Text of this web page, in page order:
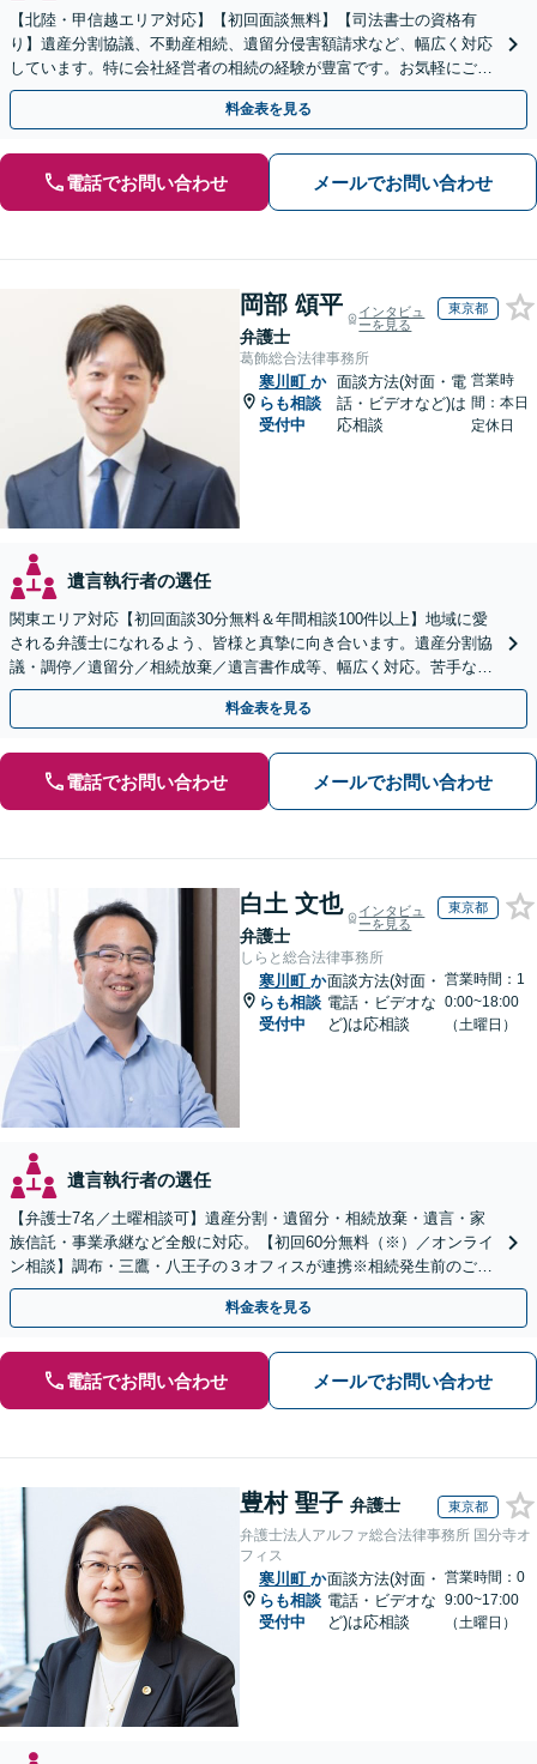
【北陸・甲信越エリア対応】【初回面談無料】【司法書士の資格有
り】遺産分割協議、不動産相続、遺留分侵害額請求など、幅広く対応
しています。特に会社経営者の相続の経験が豊富です。お気軽にご相
談ください。【休日・夜間面談可】【オンライン面談可】
料金表を見る
電話でお問い合わせ メールでお問い合わせ
岡部 頌平
弁護士
インタビュ
ーを見る
東京都
葛飾総合法律事務所
寒川町 か
らも相談
受付中
面談方法(対面・電
話・ビデオなど)は
応相談
営業時
間：本日
定休日
遺言執行者の選任
関東エリア対応【初回面談30分無料＆年間相談100件以上】地域に愛
される弁護士になれるよう、皆様と真摯に向き合います。遺産分割協
議・調停／遺留分／相続放棄／遺言書作成等、幅広く対応。苦手な親
族との交渉や書面作成等も◎【分かりやすい費用体系】
料金表を見る
電話でお問い合わせ メールでお問い合わせ
白土 文也
弁護士
インタビュ
ーを見る
東京都
しらと総合法律事務所
寒川町 か
らも相談
受付中
面談方法(対面・
電話・ビデオな
ど)は応相談
営業時間：1
0:00~18:00
（土曜日）
遺言執行者の選任
【弁護士7名／土曜相談可】遺産分割・遺留分・相続放棄・遺言・家
族信託・事業承継など全般に対応。【初回60分無料（※）／オンライ
ン相談】調布・三鷹・八王子の３オフィスが連携※相続発生前のご相
談など有料相談になるものもございます。
料金表を見る
電話でお問い合わせ メールでお問い合わせ
豊村 聖子 弁護士 東京都
弁護士法人アルファ総合法律事務所 国分寺オ
フィス
寒川町 か
らも相談
受付中
面談方法(対面・
電話・ビデオな
ど)は応相談
営業時間：0
9:00~17:00
（土曜日）